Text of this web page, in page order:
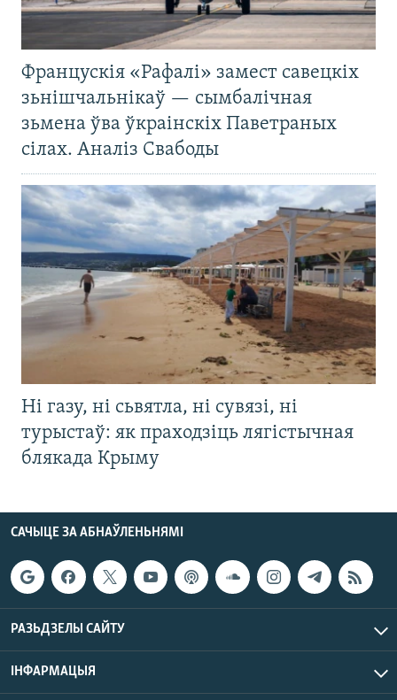
Францускія «Рафалі» замест савецкіх
зьнішчальнікаў — сымбалічная
зьмена ўва ўкраінскіх Паветраных
сілах. Аналіз Свабоды
Ні газу, ні сьвятла, ні сувязі, ні
турыстаў: як праходзіць лягістычная
блякада Крыму
САЧЫЦЕ ЗА АБНАЎЛЕНЬНЯМІ
РАЗЬДЗЕЛЫ САЙТУ
ІНФАРМАЦЫЯ